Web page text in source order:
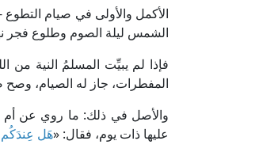
الأكمل والأولى في صيام
الشمس ليلة الصوم وطلوع فجر
فإذا لم يبيِّت المسلمُ النية من
المفطرات، جاز له الصيام،
والأصل في ذلك: ما روي عن أم
عليها ذات يوم، فقال: «هَل